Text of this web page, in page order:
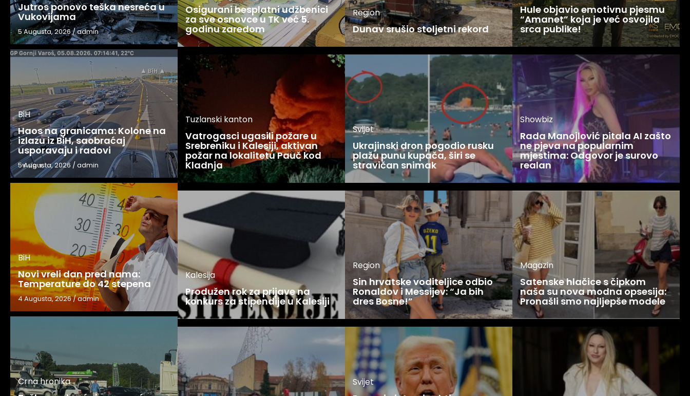
Jutros ponovo teška nesreća u
Vukovijama
5 Augusta, 2026/admin
BiH
Haos na granicama: Kolone na
izlazu iz BiH, saobraćaj
usporavaju i radovi
5 Augusta, 2026 / admin
BiH
Novi vreli dan pred nama:
Temperature do 42 stepena
4 Augusta, 2026/admin
Crna hronika
Osigurani besplatni udžbenici
za sve osnovce u TK već 5.
godinu zaredom
Tuzlanski kanton
Vatrogasci ugasili požare u
Srebreniku i Kalesiji, aktivan
požar na lokalitetu Pauč kod
Kladnja
Kalesija
Produžen rok za prijave na
konkurs za stipendije u Kalesiji
Region
Dunav srušio stoljetni rekord
Svijet
Ukrajinski dron pogodio rusku
plažu punu kupača, širi se
stravičan snimak
Region
Sin hrvatske voditeljice odbio
Ronaldov i Messijev: “Ja bih
dres Bosne!”
Svijet
Hule objavio emotivnu pjesmu
“Amanet” koja je već osvojila
srca publike!
Showbiz
Rada Manojlović pitala AI zašto
ne pjeva na popularnim
mjestima: Odgovor je surovo
realan
Magazin
Satenske hlačice s čipkom
naša su nova modna opsesija:
Pronašli smo najljepše modele